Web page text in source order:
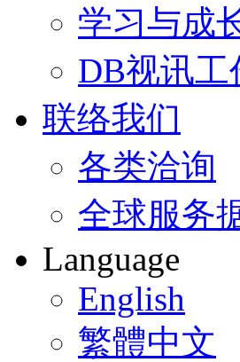
学习与成
DB视讯
联络我们
各类洽询
全球服务
Language
English
繁體中文